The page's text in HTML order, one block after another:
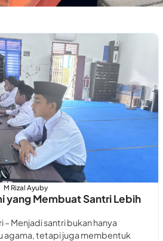
M Rizal Ayuby
yang Membuat Santri Lebih
– Menjadi santri bukan hanya
agama, tetapi juga membentuk